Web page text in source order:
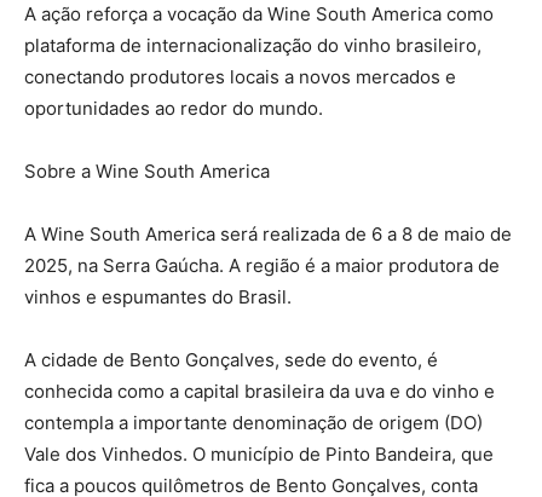
A ação reforça a vocação da Wine South America como
plataforma de internacionalização do vinho brasileiro,
conectando produtores locais a novos mercados e
oportunidades ao redor do mundo.
Sobre a Wine South America
A Wine South America será realizada de 6 a 8 de maio de
2025, na Serra Gaúcha. A região é a maior produtora de
vinhos e espumantes do Brasil.
A cidade de Bento Gonçalves, sede do evento, é
conhecida como a capital brasileira da uva e do vinho e
contempla a importante denominação de origem (DO)
Vale dos Vinhedos. O município de Pinto Bandeira, que
fica a poucos quilômetros de Bento Gonçalves, conta